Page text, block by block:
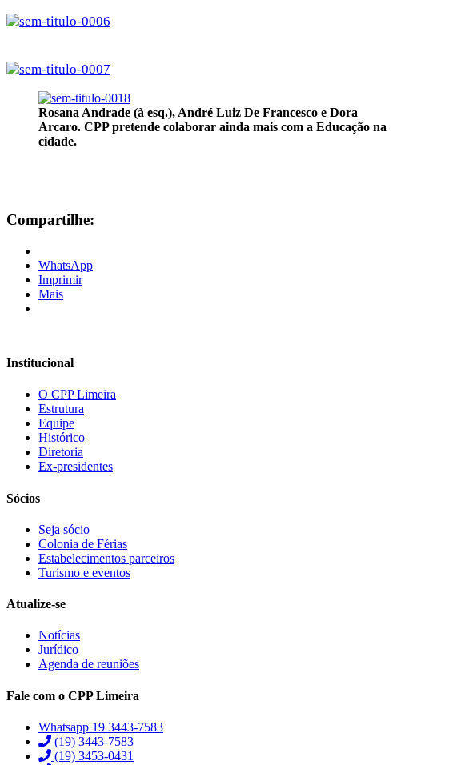
Rosana Andrade (à esq.), André Luiz De Francesco e Dora
Arcaro. CPP pretende colaborar ainda mais com a Educação na
cidade.
Compartilhe:
WhatsApp
Imprimir
Mais
Institucional
O CPP Limeira
Estrutura
Equipe
Histórico
Diretoria
Ex-presidentes
Sócios
Seja sócio
Colonia de Férias
Estabelecimentos parceiros
Turismo e eventos
Atualize-se
Notícias
Jurídico
Agenda de reuniões
Fale com o CPP Limeira
Whatsapp 19 3443-7583
(19) 3443-7583
(19) 3453-0431